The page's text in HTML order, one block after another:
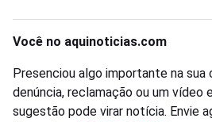
Você no aquinoticias.com
Presenciou algo importante na sua
denúncia, reclamação ou um vídeo
sugestão pode virar notícia. Envie